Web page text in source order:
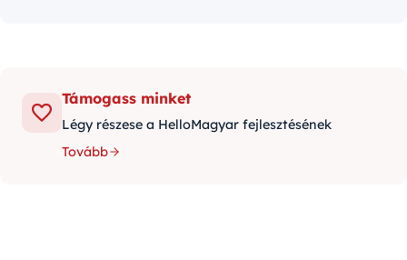
Támogass minket
Légy részese a HelloMagyar fejlesztésének
Tovább